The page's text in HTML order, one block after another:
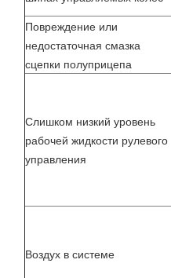
Повреждение или
недостаточная смазка
сцепки полуприцепа
Слишком низкий уровень
рабочей жидкости рулевого
управления
Воздух в системе